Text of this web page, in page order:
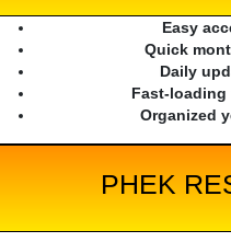
Easy
Quick
Daily
Fast-
Organized
PHEK